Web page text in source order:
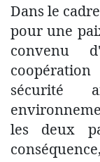
Dans le
pour une
convenu
sécurité
les deux